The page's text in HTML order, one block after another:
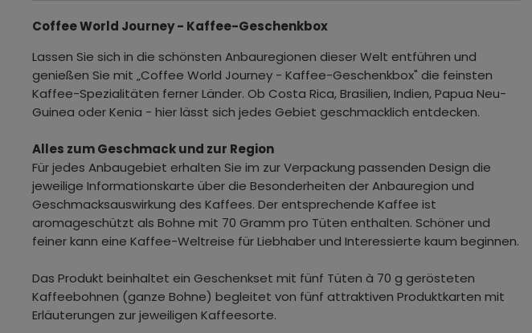
Coffee World Journey - Kaffee-Geschenkbox
Lassen Sie sich in die schönsten Anbauregionen dieser Welt entführen und
genießen Sie mit „Coffee World Journey - Kaffee-Geschenkbox" die feinsten
Kaffee-Spezialitäten ferner Länder. Ob Costa Rica, Brasilien, Indien, Papua Neu-
Guinea oder Kenia - hier lässt sich jedes Gebiet geschmacklich entdecken.
Alles zum Geschmack und zur Region
Für jedes Anbaugebiet erhalten Sie im zur Verpackung passenden Design die
jeweilige Informationskarte über die Besonderheiten der Anbauregion und
Geschmacksauswirkung des Kaffees. Der entsprechende Kaffee ist
aromageschützt als Bohne mit 70 Gramm pro Tüten enthalten. Schöner und
feiner kann eine Kaffee-Weltreise für Liebhaber und Interessierte kaum beginnen.
Das Produkt beinhaltet ein Geschenkset mit fünf Tüten à 70 g gerösteten
Kaffeebohnen (ganze Bohne) begleitet von fünf attraktiven Produktkarten mit
Erläuterungen zur jeweiligen Kaffeesorte.